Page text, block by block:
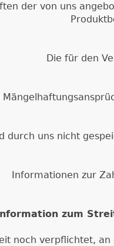
der von uns
Die für den
durch uns nicht
Informationen zur
zum
noch verpflichtet,